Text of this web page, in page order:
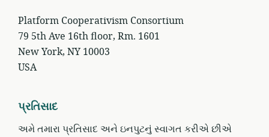
Platform Cooperativism Consortium
79 5th Ave 16th floor, Rm. 1601
New York, NY 10003
USA
પ્રતિસાદ
અમે તમારા પ્રતિસાદ અને ઇનપુટનું સ્વાગત કરીએ છીએ